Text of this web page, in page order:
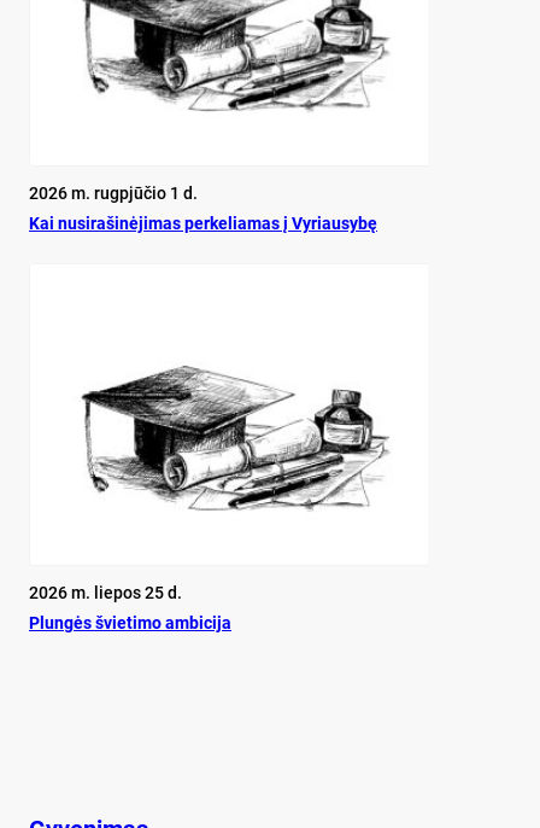
2026 m. rugpjūčio 1 d.
Kai nu­si­ra­ši­nė­ji­mas per­ke­lia­mas į Vy­riau­sy­bę
2026 m. liepos 25 d.
Plun­gės švie­ti­mo am­bi­ci­ja